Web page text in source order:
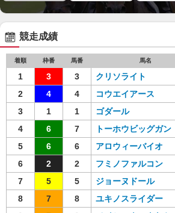
競走成績
着順 枠番 馬番 馬名
1 3 3 クリソライト
2
4 4 コウエイアース
3
1 1 ゴダール
4
6 7 トーホウビッグガン
5
6 6 アロウィーバイオ
6
2 2 フミノファルコン
7
5 5 ジョーヌドール
8
7 8 ユキノスライダー